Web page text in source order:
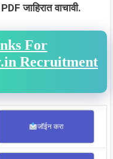
जाहिरात वाचावी.
For
Recruitment
जॉईन करा